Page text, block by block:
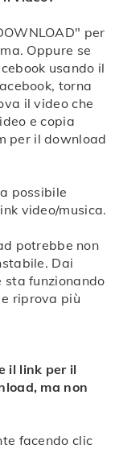
download.
a
riuscita del
il download,
Twitter
scaricabili e li
che
"Download",
del video,
il tasto di
per il
il download,
, oppure
per
Oppure se
usando il
torna
il video che
e copia
per il download
possibile
video/musica.
potrebbe non
Dai
sta funzionando
riprova più
il link per il
ma non
facendo clic